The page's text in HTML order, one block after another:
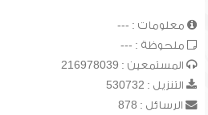
معلومات : ---
ملحوظة : ---
المستمعين : 216978039
التنزيل : 530732
الرسائل : 878